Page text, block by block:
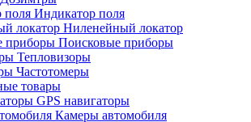
Индикатор поля
Ниленейный локатор
Поисковые приборы
Тепловизоры
Частотомеры
товары
GPS навигаторы
Камеры автомобиля